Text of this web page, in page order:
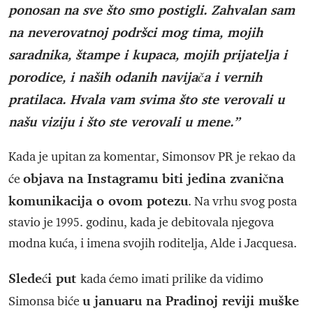
ponosan na sve što smo postigli. Zahvalan sam
na neverovatnoj podršci mog tima, mojih
saradnika, štampe i kupaca, mojih prijatelja i
porodice, i naših odanih navijača i vernih
pratilaca. Hvala vam svima što ste verovali u
našu viziju i što ste verovali u mene.”
Kada je upitan za komentar, Simonsov PR je rekao da
će objava na Instagramu biti jedina zvanična
komunikacija o ovom potezu. Na vrhu svog posta
stavio je 1995. godinu, kada je debitovala njegova
modna kuća, i imena svojih roditelja, Alde i Jacquesa.
Sledeći put kada ćemo imati prilike da vidimo
Simonsa biće u januaru na Pradinoj reviji muške